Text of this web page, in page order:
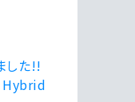
した!!
Hybrid